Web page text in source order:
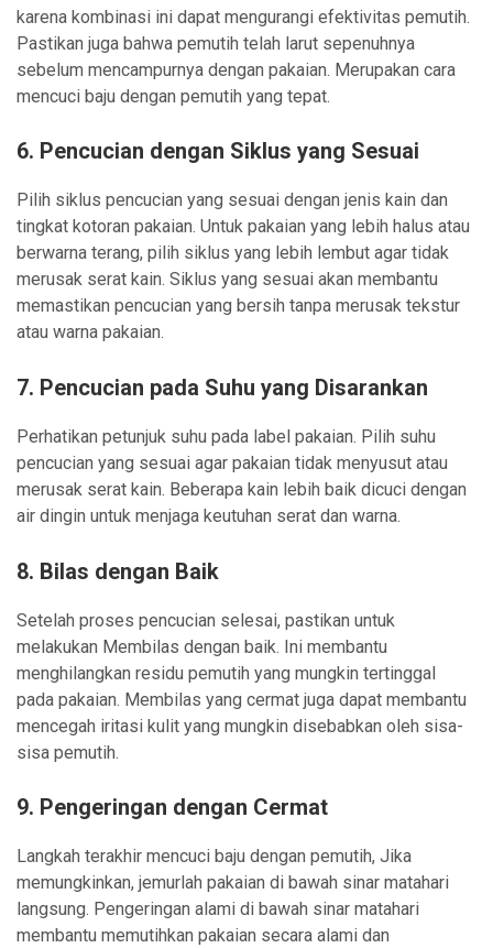
karena kombinasi ini dapat mengurangi efektivitas pemutih.
Pastikan juga bahwa pemutih telah larut sepenuhnya
sebelum mencampurnya dengan pakaian. Merupakan cara
mencuci baju dengan pemutih yang tepat.
6. Pencucian dengan Siklus yang Sesuai
Pilih siklus pencucian yang sesuai dengan jenis kain dan
tingkat kotoran pakaian. Untuk pakaian yang lebih halus atau
berwarna terang, pilih siklus yang lebih lembut agar tidak
merusak serat kain. Siklus yang sesuai akan membantu
memastikan pencucian yang bersih tanpa merusak tekstur
atau warna pakaian.
7. Pencucian pada Suhu yang Disarankan
Perhatikan petunjuk suhu pada label pakaian. Pilih suhu
pencucian yang sesuai agar pakaian tidak menyusut atau
merusak serat kain. Beberapa kain lebih baik dicuci dengan
air dingin untuk menjaga keutuhan serat dan warna.
8. Bilas dengan Baik
Setelah proses pencucian selesai, pastikan untuk
melakukan Membilas dengan baik. Ini membantu
menghilangkan residu pemutih yang mungkin tertinggal
pada pakaian. Membilas yang cermat juga dapat membantu
mencegah iritasi kulit yang mungkin disebabkan oleh sisa-
sisa pemutih.
9. Pengeringan dengan Cermat
Langkah terakhir mencuci baju dengan pemutih, Jika
memungkinkan, jemurlah pakaian di bawah sinar matahari
langsung. Pengeringan alami di bawah sinar matahari
membantu memutihkan pakaian secara alami dan